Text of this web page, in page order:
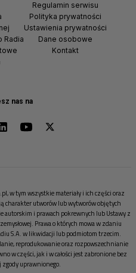
nas na
Radia
Regulamin serwisu
Polityka prywatności
Ustawienia prywatności
Dane osobowe
Kontakt
w tym wszystkie materiały i ich części oraz
charakter utworów lub wytworów objętych
autorskim i prawach pokrewnych lub Ustawy z
Prawa o których mowa w zdaniu
S.A. w likwidacji lub podmiotom trzecim.
reprodukowanie oraz rozpowszechnianie
w części, jak i w całości jest zabronione bez
uprawnionego.